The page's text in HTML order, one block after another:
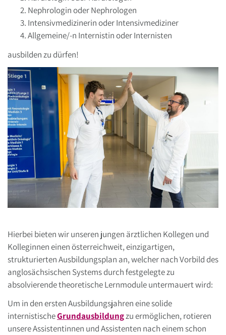
Nephrologin oder Nephrologen
Intensivmedizinerin oder Intensivmediziner
Allgemeine/-n Internistin oder Internisten
ausbilden zu dürfen!
Hierbei bieten wir unseren jungen ärztlichen Kollegen und
Kolleginnen einen österreichweit, einzigartigen,
strukturierten Ausbildungsplan an, welcher nach Vorbild des
anglosächsischen Systems durch festgelegte zu
absolvierende theoretische Lernmodule untermauert wird:
Um in den ersten Ausbildungsjahren eine solide
internistischeGrundausbildungzu ermöglichen, rotieren
unsere Assistentinnen und Assistenten nach einem schon